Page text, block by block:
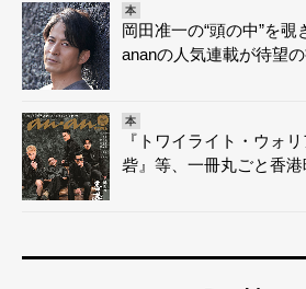
本
岡田准一の“頭の中”を覗
ananの人気連載が待望
本
『トワイライト・ウォ
砦』等、一冊丸ごと香港